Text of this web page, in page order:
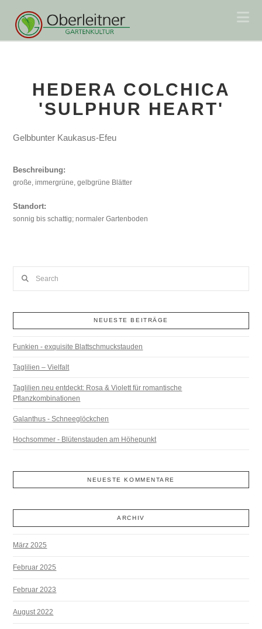
HEDERA COLCHICA
'SULPHUR HEART'
Gelbbunter Kaukasus-Efeu
Beschreibung:
große, immergrüne, gelbgrüne Blätter
Standort:
sonnig bis schattig; normaler Gartenboden
NEUESTE BEITRÄGE
Funkien - exquisite Blattschmuckstauden
Taglilien – Vielfalt
Taglilien neu entdeckt: Rosa & Violett für romantische
Pflanzkombinationen
Galanthus - Schneeglöckchen
Hochsommer - Blütenstauden am Höhepunkt
NEUESTE KOMMENTARE
ARCHIV
März 2025
Februar 2025
Februar 2023
August 2022